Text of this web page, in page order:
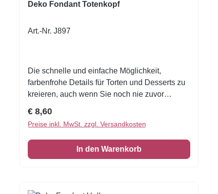
Deko Fondant Totenkopf
Art.-Nr. J897
Die schnelle und einfache Möglichkeit,
farbenfrohe Details für Torten und Desserts zu
kreieren, auch wenn Sie noch nie zuvor
schneiden oder stanzen Sie jede beliebige
Form - keine Vorbereitung. Fondantfolie hat
einen leichten, süßen Geschmack. Auch das
Einschlagen von Keksen oder Kuchen ist
Regulärer Preis:
€ 8,60
Preise inkl. MwSt. zzgl. Versandkosten
In den Warenkorb